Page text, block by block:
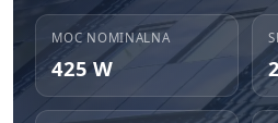
MOC NOMINALNA
425 W